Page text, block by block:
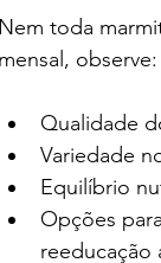
Nem toda
mensal, observe:
Qualidade
Variedade
Equilíbrio
Opções
reeducação